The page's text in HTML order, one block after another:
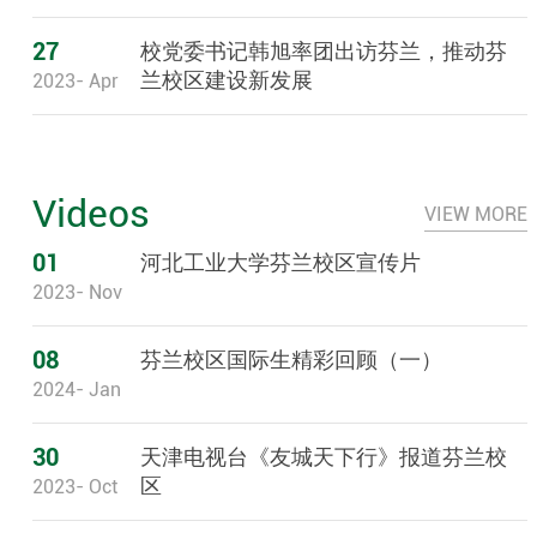
27
2023- Apr
校党委书记韩旭率团出访芬兰，推动芬
兰校区建设新发展
Videos VIEW MORE
01
2023- Nov
河北工业大学芬兰校区宣传片
08
2024- Jan
芬兰校区国际生精彩回顾（一）
30
2023- Oct
天津电视台《友城天下行》报道芬兰校
区